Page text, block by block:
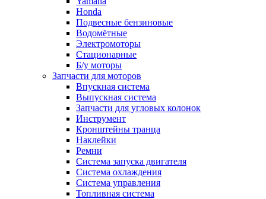
Honda
Подвесные бензиновые
Водомётные
Электромоторы
Стационарные
Б/у моторы
Запчасти для моторов
Впускная система
Выпускная система
Запчасти для угловых колонок
Инструмент
Кронштейны транца
Наклейки
Ремни
Система запуска двигателя
Система охлаждения
Система управления
Топливная система